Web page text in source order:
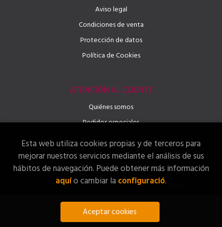
Aviso legal
Condiciones de venta
Protección de datos
Política de Cookies
ATENCIÓN AL CLIENTE
Quiénes somos
Pedidos especiales
2026 ©Llibreria LINGUAE – Llibres, Idiomes i Activitats.
Todos los Derechos Reservados |Grupo Trevenque
Esta web utiliza cookies propias y de terceros para
mejorar nuestros servicios mediante el análisis de sus
hábitos de navegación. Puede obtener más información
aquío cambiar la configuració.
Aceptar cookies